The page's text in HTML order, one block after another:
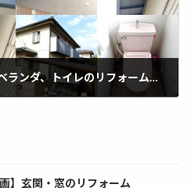
岡山市内お住まい X様のベランダ、トイレのリフォーム事例
画】玄関・窓のリフォーム